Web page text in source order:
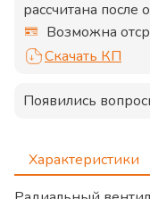
рассчитана после
Возможна
Скачать КП
Появились
Характеристики